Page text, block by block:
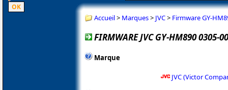
Accueil> Marques> JVC> Firmware GY-
FIRMWARE JVC GY-HM890 0305-
Marque
JVC (Victor